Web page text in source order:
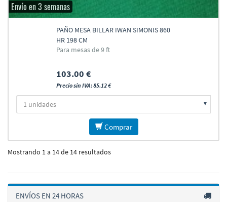
Envío en 3 semanas
PAÑO MESA BILLAR IWAN SIMONIS 860
HR 198 CM
Para mesas de 9 ft
103.00 €
Precio sin IVA: 85.12 €
Comprar
Mostrando 1 a 14 de 14 resultados
ENVÍOS EN 24 HORAS